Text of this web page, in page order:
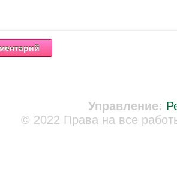
Управление:
© 2022 Права на все